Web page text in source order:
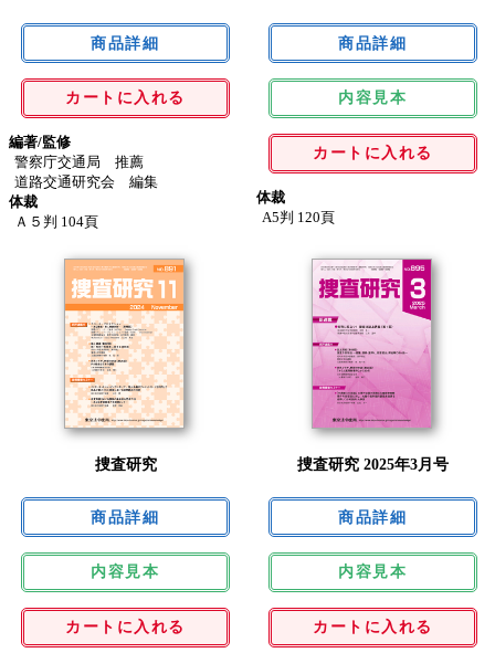
カートに入れる
編著/監修
警察庁交通局 推薦
道路交通研究会 編集
体裁
Ａ５判 104頁
内容見本
カートに入れる
体裁
A5判 120頁
捜査研究
内容見本
カートに入れる
捜査研究 2025年3月号
内容見本
カートに入れる